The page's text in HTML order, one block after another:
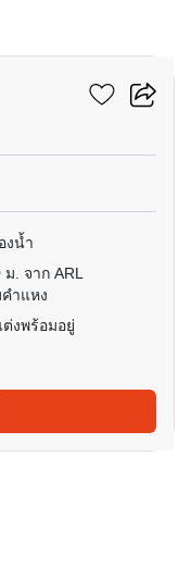
งน้ำ
ม. จาก ARL
ำแหง
งพร้อมอยู่